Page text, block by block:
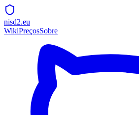
nisd2.eu
WikiPreçosSobre